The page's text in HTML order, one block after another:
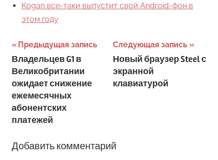
Kogan все-таки выпустит свой Android-фон в
этом году
Навигация
по
записям
Предыдущая запись
Владельцев G1 в
Великобритании
ожидает снижение
ежемесячных
абонентских
платежей
Следующая запись
Новый браузер Steel с
экранной
клавиатурой
Добавить комментарий